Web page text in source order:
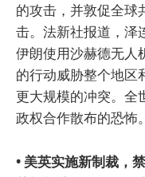
的攻击，并敦促全球
击。法新社报道，泽
伊朗使用沙赫德无人
的行动威胁整个地区
更大规模的冲突。全
政权合作散布的恐怖
• 美英实施新制裁，